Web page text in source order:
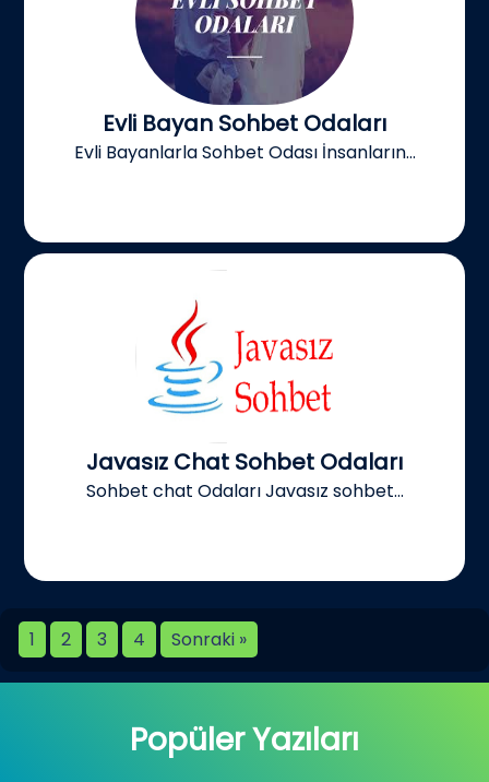
Evli Bayan Sohbet Odaları
Evli Bayanlarla Sohbet Odası İnsanların...
Javasız Chat Sohbet Odaları
Sohbet chat Odaları Javasız sohbet...
1 2 3 4 Sonraki »
Popüler Yazıları